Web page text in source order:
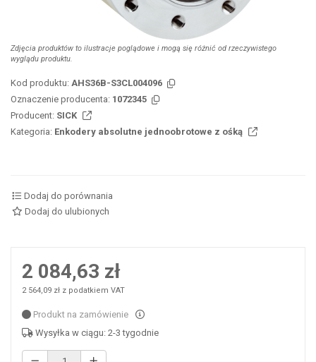
Zdjęcia produktów to ilustracje poglądowe i mogą się różnić od rzeczywistego
wyglądu produktu.
Kod produktu: AHS36B-S3CL004096
Oznaczenie producenta: 1072345
Producent: SICK
Kategoria: Enkodery absolutne jednoobrotowe z ośką
Dodaj do porównania
Dodaj do ulubionych
2 084,63 zł
2 564,09 zł z podatkiem VAT
Produkt na zamówienie
Wysyłka w ciągu: 2-3 tygodnie